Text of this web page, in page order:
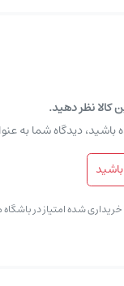
کالا نظر دهید.
باشید، دیدگاه شما به
خریداری شده امتیاز در